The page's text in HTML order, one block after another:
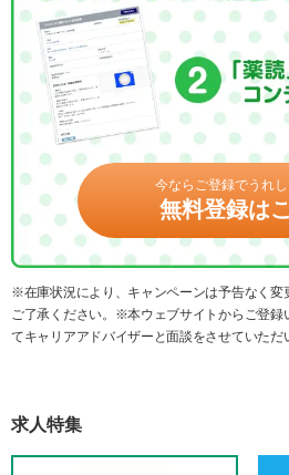
今ならご登録でうれし
無料登録は
※在庫状況により、キャンペーンは予告なく変
ご了承ください。※本ウェブサイトからご登録
てキャリアアドバイザーと面談をさせていただ
求人特集